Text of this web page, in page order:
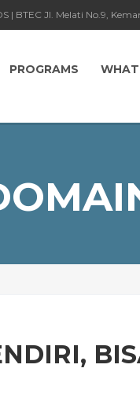
| BTEC Jl. Melati No.9,
PROGRAMS